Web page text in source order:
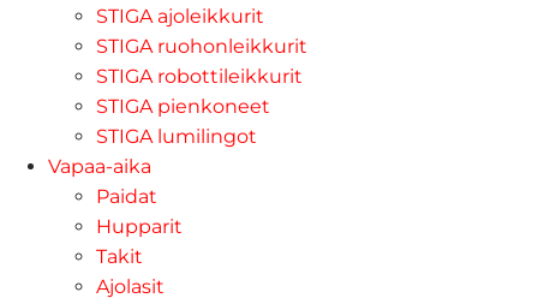
STIGA ajoleikkurit
STIGA ruohonleikkurit
STIGA robottileikkurit
STIGA pienkoneet
STIGA lumilingot
Vapaa-aika
Paidat
Hupparit
Takit
Ajolasit